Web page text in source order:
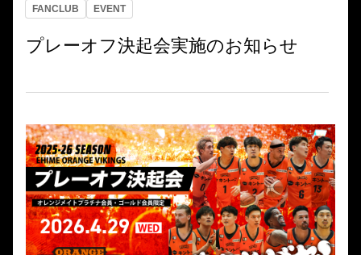
FANCLUB EVENT
プレーオフ決起会実施のお知らせ